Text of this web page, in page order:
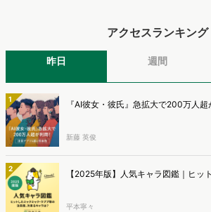
アクセスランキング
昨日 週間
1 『AI彼女・彼氏』急拡大で200万人
新藤 英俊
2 【2025年版】人気キャラ図鑑｜ヒッ
平本寧々